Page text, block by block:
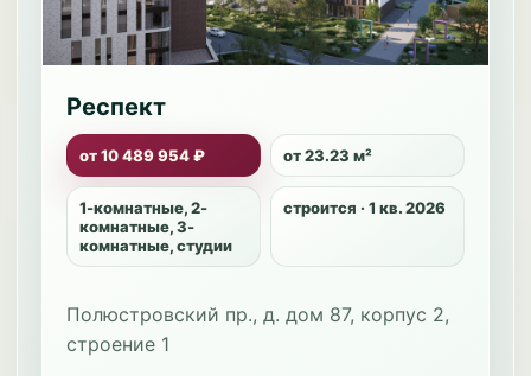
Респект
от 10 489 954 ₽ от 23.23 м²
1-комнатные, 2-
комнатные, 3-
комнатные, студии
строится · 1 кв. 2026
Полюстровский пр., д. дом 87, корпус 2,
строение 1